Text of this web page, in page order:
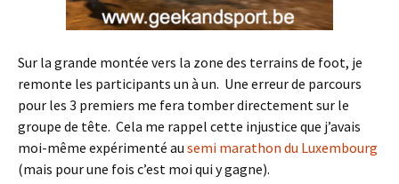
Sur la grande montée vers la zone des terrains de foot, je
remonte les participants un à un. Une erreur de parcours
pour les 3 premiers me fera tomber directement sur le
groupe de tête. Cela me rappel cette injustice que j’avais
moi-même expérimenté au semi marathon du Luxembourg
(mais pour une fois c’est moi qui y gagne).